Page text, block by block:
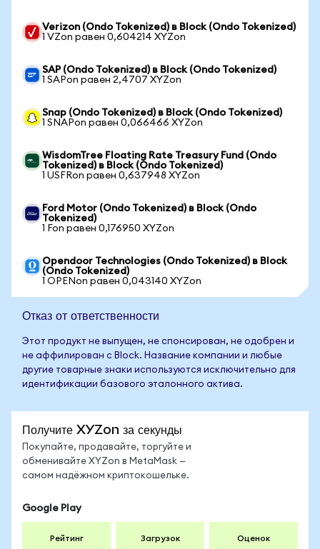
Verizon (Ondo Tokenized) в Block (Ondo Tokenized)
1 VZon равен 0,604214 XYZon
SAP (Ondo Tokenized) в Block (Ondo Tokenized)
1 SAPon равен 2,4707 XYZon
Snap (Ondo Tokenized) в Block (Ondo Tokenized)
1 SNAPon равен 0,066466 XYZon
WisdomTree Floating Rate Treasury Fund (Ondo
Tokenized) в Block (Ondo Tokenized)
1 USFRon равен 0,637948 XYZon
Ford Motor (Ondo Tokenized) в Block (Ondo
Tokenized)
1 Fon равен 0,176950 XYZon
Opendoor Technologies (Ondo Tokenized) в Block
(Ondo Tokenized)
1 OPENon равен 0,043140 XYZon
Отказ от ответственности
Этот продукт не выпущен, не спонсирован, не одобрен и
не аффилирован с Block. Название компании и любые
другие товарные знаки используются исключительно для
идентификации базового эталонного актива.
Получите XYZon за секунды
Покупайте, продавайте, торгуйте и
обменивайте XYZon в MetaMask —
самом надёжном криптокошельке.
Google Play
Рейтинг Загрузок Оценок